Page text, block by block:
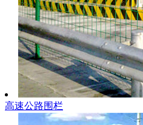
高速公路围栏